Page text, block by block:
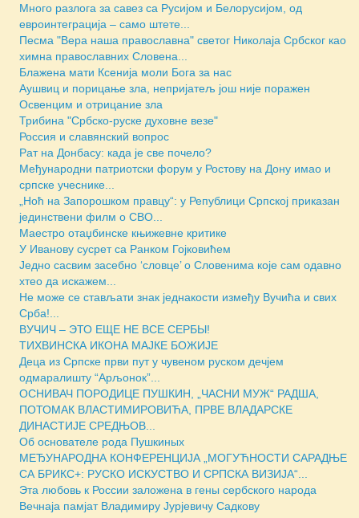
Много разлога за савез са Русијом и Белорусијом, од
евроинтеграција – само штете...
Песма "Вера наша православна" светог Николаја Србског као
химна православних Словена...
Блажена мати Ксенија моли Бога за нас
Аушвиц и порицање зла, непријатељ још није поражен
Освенцим и отрицание зла
Трибина "Србско-руске духовне везе"
Россия и славянский вопрос
Рат на Донбасу: када је све почело?
Међународни патриотски форум у Ростову на Дону имао и
српске учеснике...
„Ноћ на Запорошком правцу“: у Републици Српској приказан
јединствени филм о СВО...
Маестро отаџбинске књижевне критике
У Иванову сусрет са Ранком Гојковићем
Једно сасвим засебно ‘словце’ о Словенима које сам одавно
хтео да искажем...
Не може се стављати знак једнакости између Вучића и свих
Срба!...
ВУЧИЧ – ЭТО ЕЩЕ НЕ ВСЕ СЕРБЫ!
ТИХВИНСКА ИКОНА МАЈКЕ БОЖИЈЕ
Деца из Српске први пут у чувеном руском дечјем
одмаралишту “Арљонок”...
ОСНИВАЧ ПОРОДИЦЕ ПУШКИН, „ЧАСНИ МУЖ“ РАДША,
ПОТОМАК ВЛАСТИМИРОВИЋА, ПРВЕ ВЛАДАРСКЕ
ДИНАСТИЈЕ СРЕДЊОВ...
Об основателе рода Пушкиных
МЕЂУНАРОДНА КОНФЕРЕНЦИЈА „МОГУЋНОСТИ САРАДЊЕ
СА БРИКС+: РУСКО ИСКУСТВО И СРПСКА ВИЗИЈА“...
Эта любовь к России заложена в гены сербского народа
Вечнаја памјат Владимиру Јурјевичу Садкову